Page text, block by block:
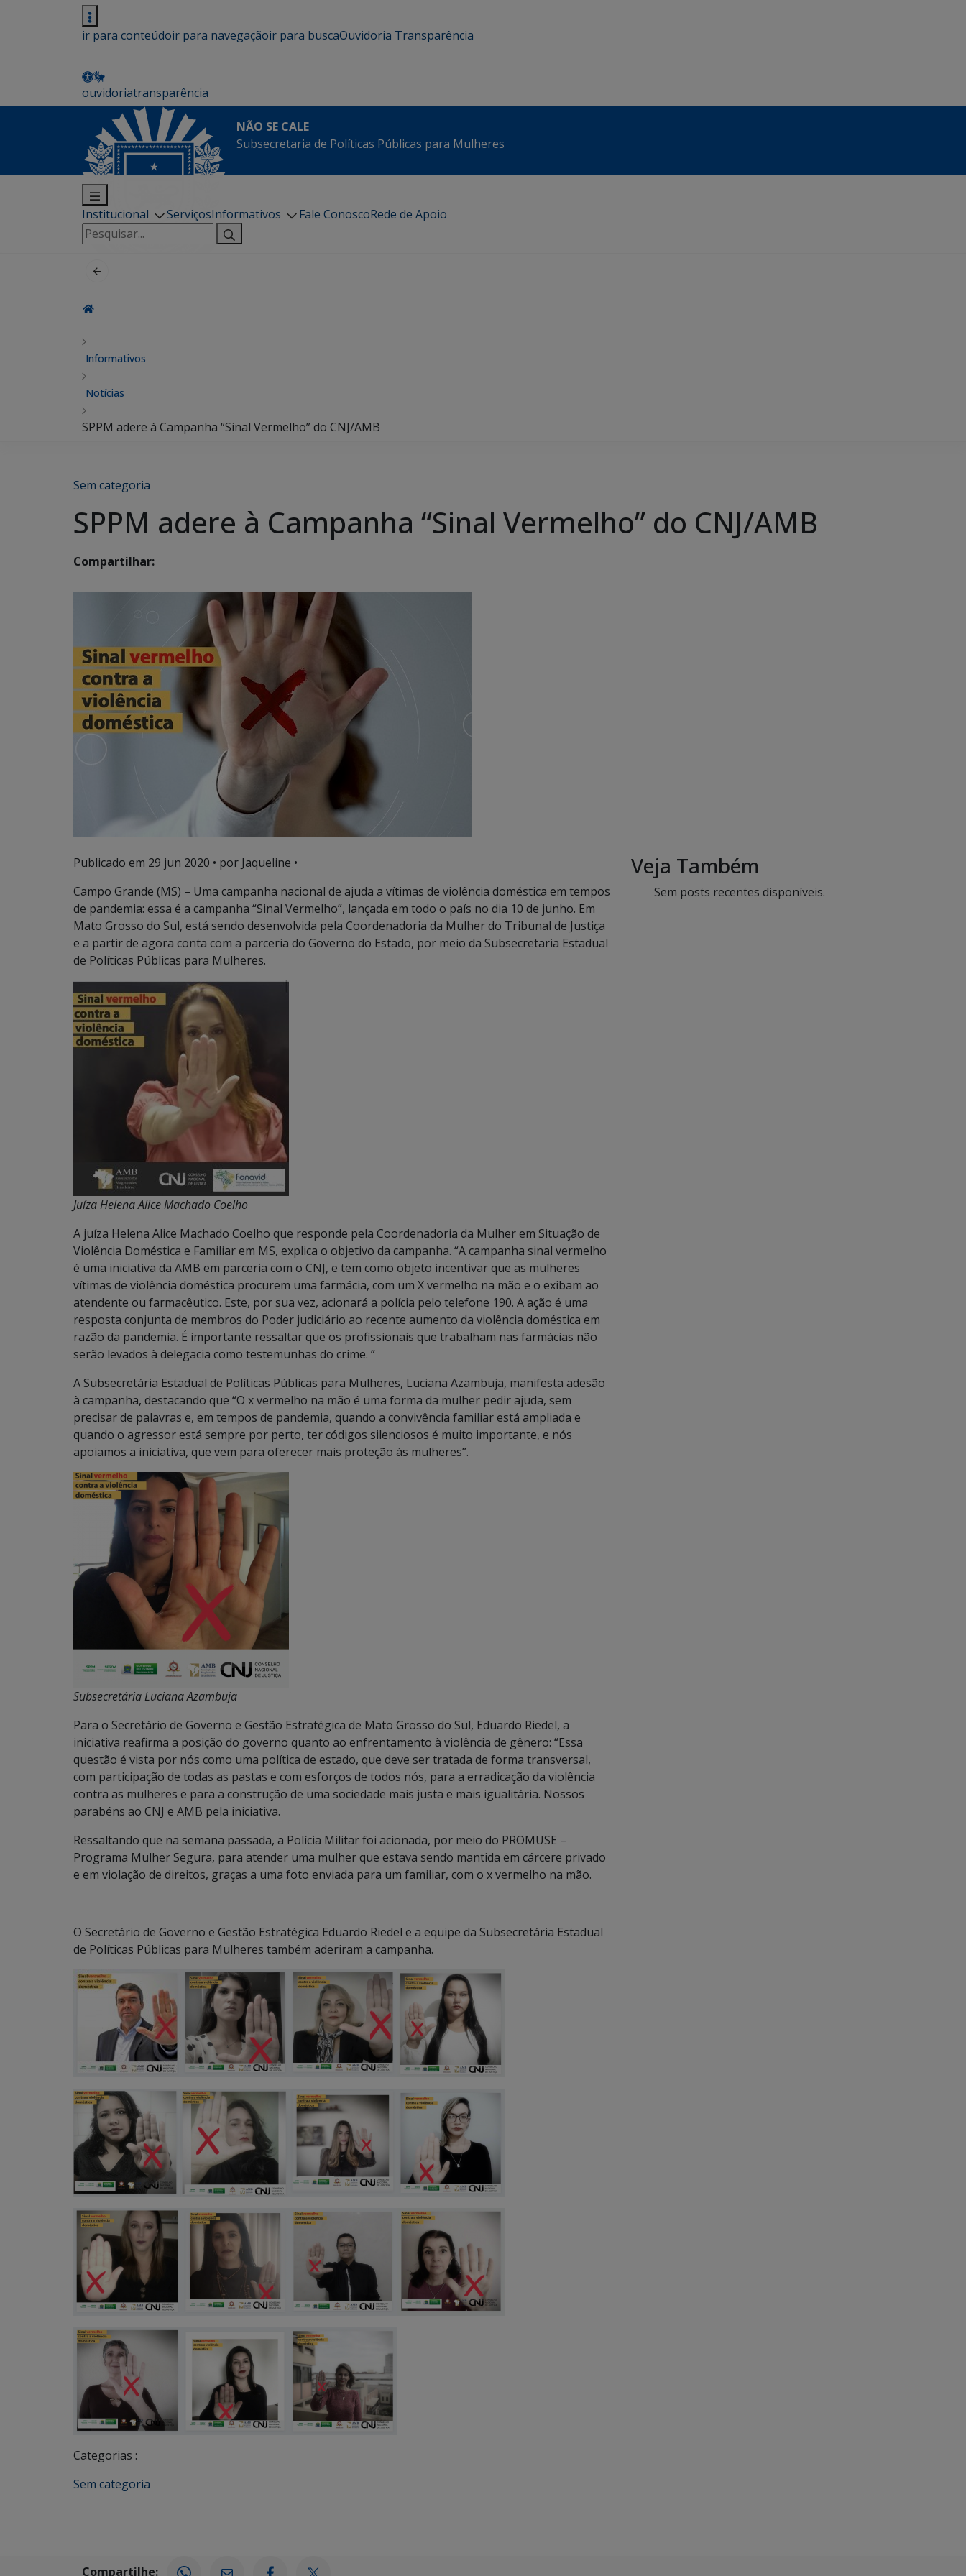
ir para conteúdoir para navegaçãoir para buscaOuvidoria Transparência
ouvidoriatransparência
NÃO SE CALE
Subsecretaria de Políticas Públicas para Mulheres
Institucional ServiçosInformativos Fale ConoscoRede de Apoio
Pesquisar
por:
Informativos
Notícias
SPPM adere à Campanha “Sinal Vermelho” do CNJ/AMB
Sem categoria
SPPM adere à Campanha “Sinal Vermelho” do CNJ/AMB
Compartilhar:
Publicado em 29 jun 2020 • por Jaqueline •
Campo Grande (MS) – Uma campanha nacional de ajuda a vítimas de violência doméstica em tempos
de pandemia: essa é a campanha “Sinal Vermelho”, lançada em todo o país no dia 10 de junho. Em
Mato Grosso do Sul, está sendo desenvolvida pela Coordenadoria da Mulher do Tribunal de Justiça
e a partir de agora conta com a parceria do Governo do Estado, por meio da Subsecretaria Estadual
de Políticas Públicas para Mulheres.
Juíza Helena Alice Machado Coelho
A juíza Helena Alice Machado Coelho que responde pela Coordenadoria da Mulher em Situação de
Violência Doméstica e Familiar em MS, explica o objetivo da campanha. “A campanha sinal vermelho
é uma iniciativa da AMB em parceria com o CNJ, e tem como objeto incentivar que as mulheres
vítimas de violência doméstica procurem uma farmácia, com um X vermelho na mão e o exibam ao
atendente ou farmacêutico. Este, por sua vez, acionará a polícia pelo telefone 190. A ação é uma
resposta conjunta de membros do Poder judiciário ao recente aumento da violência doméstica em
razão da pandemia. É importante ressaltar que os profissionais que trabalham nas farmácias não
serão levados à delegacia como testemunhas do crime. ”
A Subsecretária Estadual de Políticas Públicas para Mulheres, Luciana Azambuja, manifesta adesão
à campanha, destacando que “O x vermelho na mão é uma forma da mulher pedir ajuda, sem
precisar de palavras e, em tempos de pandemia, quando a convivência familiar está ampliada e
quando o agressor está sempre por perto, ter códigos silenciosos é muito importante, e nós
apoiamos a iniciativa, que vem para oferecer mais proteção às mulheres”.
Subsecretária Luciana Azambuja
Para o Secretário de Governo e Gestão Estratégica de Mato Grosso do Sul, Eduardo Riedel, a
iniciativa reafirma a posição do governo quanto ao enfrentamento à violência de gênero: “Essa
questão é vista por nós como uma política de estado, que deve ser tratada de forma transversal,
com participação de todas as pastas e com esforços de todos nós, para a erradicação da violência
contra as mulheres e para a construção de uma sociedade mais justa e mais igualitária. Nossos
parabéns ao CNJ e AMB pela iniciativa.
Ressaltando que na semana passada, a Polícia Militar foi acionada, por meio do PROMUSE –
Programa Mulher Segura, para atender uma mulher que estava sendo mantida em cárcere privado
e em violação de direitos, graças a uma foto enviada para um familiar, com o x vermelho na mão.
O Secretário de Governo e Gestão Estratégica Eduardo Riedel e a equipe da Subsecretária Estadual
de Políticas Públicas para Mulheres também aderiram a campanha.
Categorias :
Sem categoria
Veja Também
Sem posts recentes disponíveis.
Compartilhe: